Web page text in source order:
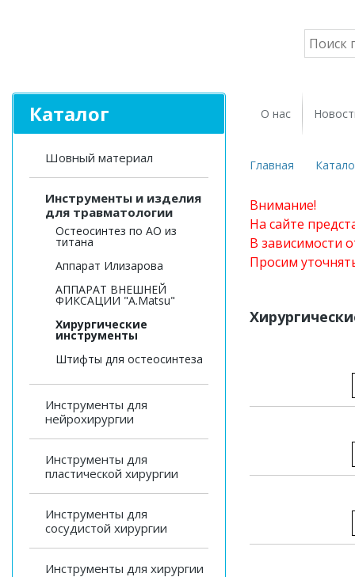
Каталог
Шовный материал
Инструменты и изделия
для травматологии
Остеосинтез по АО из
титана
Аппарат Илизарова
АППАРАТ ВНЕШНЕЙ
ФИКСАЦИИ "A.Matsu"
Хирургические
инструменты
Штифты для остеосинтеза
Инструменты для
нейрохирургии
Инструменты для
пластической хирургии
Инструменты для
сосудистой хирургии
Инструменты для хирургии
О нас
Главная
Внимание!
На сайте
В зависимости
Просим